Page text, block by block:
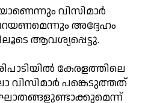
വിസിമാര്‍
അദ്ദേഹം
ആവശ്യപ്പെട്ടു.
കേരളത്തിലെ
വിസിമാര്‍ പങ്കെടുത്തത്